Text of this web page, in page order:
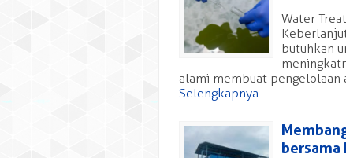
Water
butuhkan
alami membuat pengelolaan
Selengkapnya
bersama